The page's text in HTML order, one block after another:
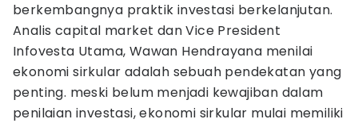
berkembangnya praktik investasi berkelanjutan.
Analis capital market dan Vice President
Infovesta Utama, Wawan Hendrayana menilai
ekonomi sirkular adalah sebuah pendekatan yang
penting. meski belum menjadi kewajiban dalam
penilaian investasi, ekonomi sirkular mulai memiliki